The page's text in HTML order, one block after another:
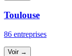
Toulouse
86 entreprises
Voir →